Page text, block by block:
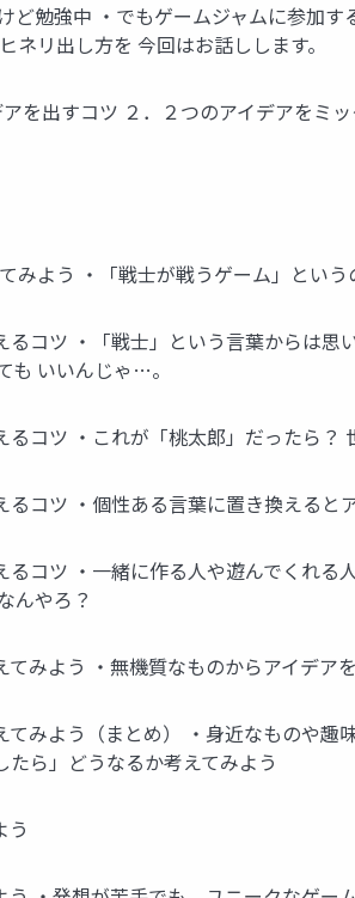
ど勉強中 ・でもゲームジャムに参加
ネリ出し方を 今回はお話しします。
を出すコツ ２．２つのアイデアをミ
みよう ・「戦士が戦うゲーム」という
コツ ・「戦士」という言葉からは
も いいんじゃ…。
コツ ・これが「桃太郎」だったら
コツ ・個性ある言葉に置き換えると
コツ ・一緒に作る人や遊んでくれ
んやろ？
みよう ・無機質なものからアイデア
みよう（まとめ） ・身近なものや
ら」どうなるか考えてみよう
う